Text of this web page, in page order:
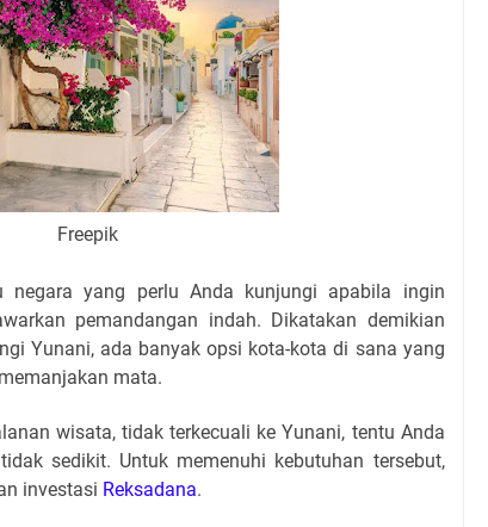
Freepik
negara yang perlu Anda kunjungi apabila ingin
pemandangan indah. Dikatakan demikian
Yunani, ada banyak opsi kota-kota di sana yang
mata.
wisata, tidak terkecuali ke Yunani, tentu Anda
sedikit. Untuk memenuhi kebutuhan tersebut,
investasi Reksadana.